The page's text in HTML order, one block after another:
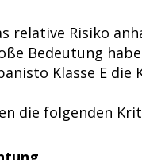
relative Risiko
Bedeutung
Klasse E die
die folgenden